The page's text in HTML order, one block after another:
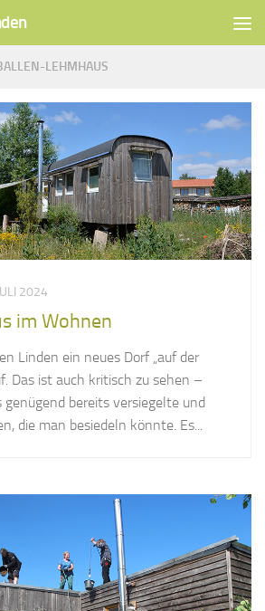
LEHMHAUS
2024
im Wohnen
Linden ein neues Dorf „auf der
Das ist auch kritisch zu sehen –
bereits versiegelte und
die man besiedeln könnte. Es...